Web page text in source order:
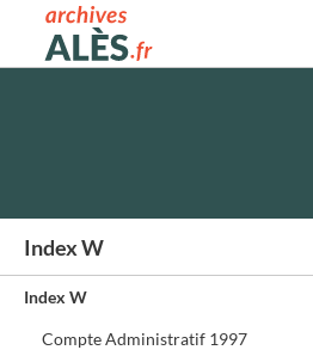
Archives municipales d'Alès
Index W
Index W
Compte Administratif 1997